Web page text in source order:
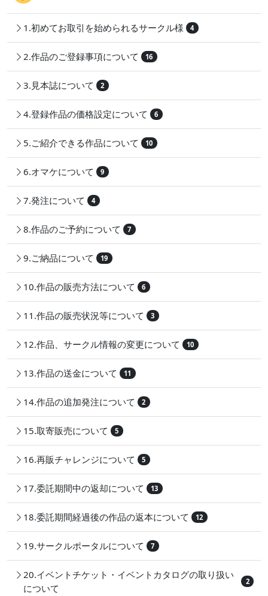
1.初めてお取引を始められるサークル様 4
2.作品のご登録事項について 16
3.見本誌について 2
4.登録作品の価格設定について 6
5.ご紹介できる作品について 10
6.オマケについて 9
7.発注について 4
8.作品のご予約について 7
9.ご納品について 19
10.作品の販売方法について 6
11.作品の販売状況等について 3
12.作品、サークル情報の変更について 10
13.作品の送金について 11
14.作品の追加発注について 2
15.取寄販売について 5
16.再販チャレンジについて 5
17.委託期間中の返却について 13
18.委託期間経過後の作品の返本について 12
19.サークルポータルについて 7
20.イベントチケット・イベントカタログの取り扱い
について
2